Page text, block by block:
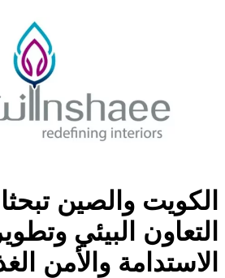
الكويت والصين
التعاون البيئي
الاستدامة والأمن